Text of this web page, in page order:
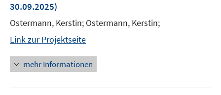
30.09.2025)
Ostermann, Kerstin; Ostermann, Kerstin;
Link zur Projektseite
mehr Informationen